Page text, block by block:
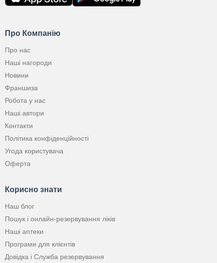
Про Компанію
Про нас
Наші нагороди
Новини
Франшиза
Робота у нас
Наші автори
Контакти
Політика конфіденційності
Угода користувача
Оферта
Корисно знати
Наш блог
Пошук і онлайн-резервування ліків
Наші аптеки
Програми для клієнтів
Довідка і Служба резервування